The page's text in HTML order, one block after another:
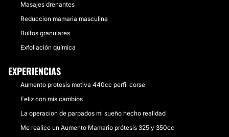
Masajes drenantes
Reduccion mamaria masculina
Bultos granulares
Exfoliación química
EXPERIENCIAS
Aumento protesis motiva 440cc perfil corse
Feliz con mis cambios
La operacion de parpados mi sueño hecho realidad
Me realice un Aumento Mamario prótesis 325 y 350cc